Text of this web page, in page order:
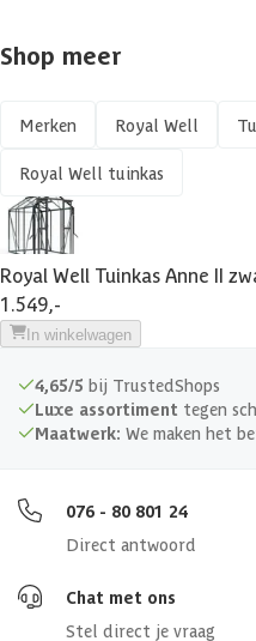
Glassoort
Kassen ruitmateriaal
Wandtype
Breedte binnenmaat
Diepte binnenmaat
Gewicht
Materiaal wanden
Zijwandhoogte
Shop meer
Merken Royal Well
Royal Well tuinkas
Royal Well Tuinkas Anne II
1.549,-
In winkelwagen
4,65/5 bij TrustedShops
Luxe assortiment tegen
Maatwerk: We maken het
076 - 80 801 24
Direct antwoord
Chat met ons
Stel direct je vraag